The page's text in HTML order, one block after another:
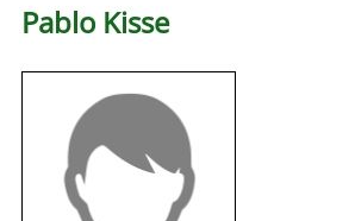
Pablo Kisse